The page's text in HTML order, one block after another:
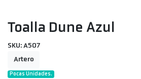
Toalla Dune Azul
SKU: A507
Artero
Pocas Unidades.